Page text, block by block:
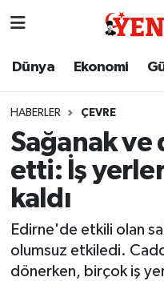
Dünya Ekonomi
HABERLER ÇEVRE
Sağanak ve
etti: İş
kaldı
Edirne'de etkili olan
olumsuz etkiledi.
dönerken, birçok iş
Dünya
Gündem
İzmir
Sağlık
Siyaset
İzmir Nöbetçi
İzmir Namaz
İzmir Trafik
Süper Lig Puan
Tüm Manşetler